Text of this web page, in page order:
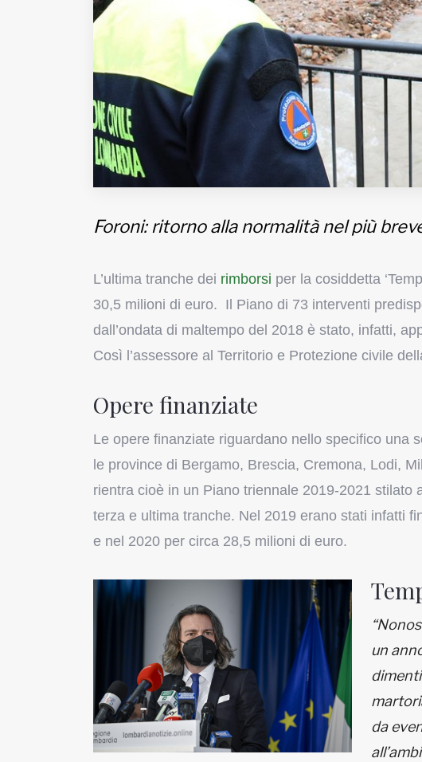
Foroni: ritorno alla normalità nel più
L’ultima tranche dei rimborsi per la cosiddetta
30,5 milioni di euro. Il Piano di 73 interventi
dall’ondata di maltempo del 2018 è stato, infatti,
Così l’assessore al Territorio e Protezione civile
Opere finanziate
Le opere finanziate riguardano nello specifico una
le province di Bergamo, Brescia, Cremona, Lodi,
rientra cioè in un Piano triennale 2019-2021 stilato
terza e ultima tranche. Nel 2019 erano stati infatti
e nel 2020 per circa 28,5 milioni di euro.
un
da